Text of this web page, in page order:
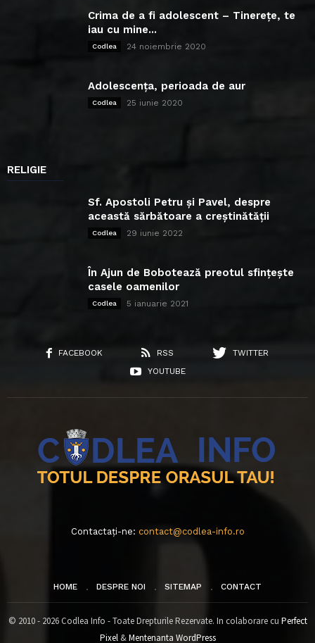
Crima de a fi adolescent – Tinerețe, te
iau cu mine...
Codlea 24 noiembrie 2020
Adolescența, perioada de aur
Codlea 25 iunie 2020
RELIGIE
Sf. Apostoli Petru și Pavel, despre
această sărbătoare a creștinătății
Codlea 29 iunie 2022
În Ajun de Bobotează preotul sfințește
casele oamenilor
Codlea 5 ianuarie 2021
FACEBOOK RSS
TWITTER
YOUTUBE
Contactați-ne: contact@codlea-info.ro
HOME DESPRE NOI SITEMAP CONTACT
© 2010 - 2026 Codlea Info - Toate Drepturile Rezervate. In colaborare cu Perfect
Pixel&Mentenanta WordPress